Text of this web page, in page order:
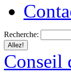
Recherche:
Conseil